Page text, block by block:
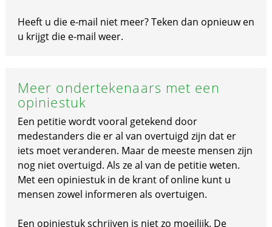
Heeft u die e-mail niet meer? Teken dan opnieuw en
u krijgt die e-mail weer.
Meer ondertekenaars met een
opiniestuk
Een petitie wordt vooral getekend door
medestanders die er al van overtuigd zijn dat er
iets moet veranderen. Maar de meeste mensen zijn
nog niet overtuigd. Als ze al van de petitie weten.
Met een opiniestuk in de krant of online kunt u
mensen zowel informeren als overtuigen.
Een opiniestuk schrijven is niet zo moeilijk. De